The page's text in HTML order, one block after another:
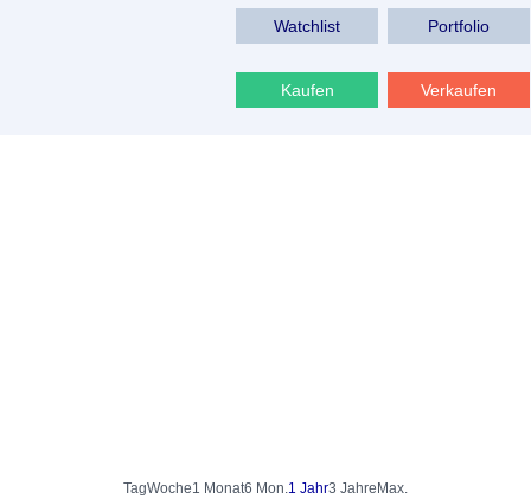
Watchlist Portfolio
Kaufen Verkaufen
TagWoche1 Monat6 Mon.1 Jahr3 Jahre Max.